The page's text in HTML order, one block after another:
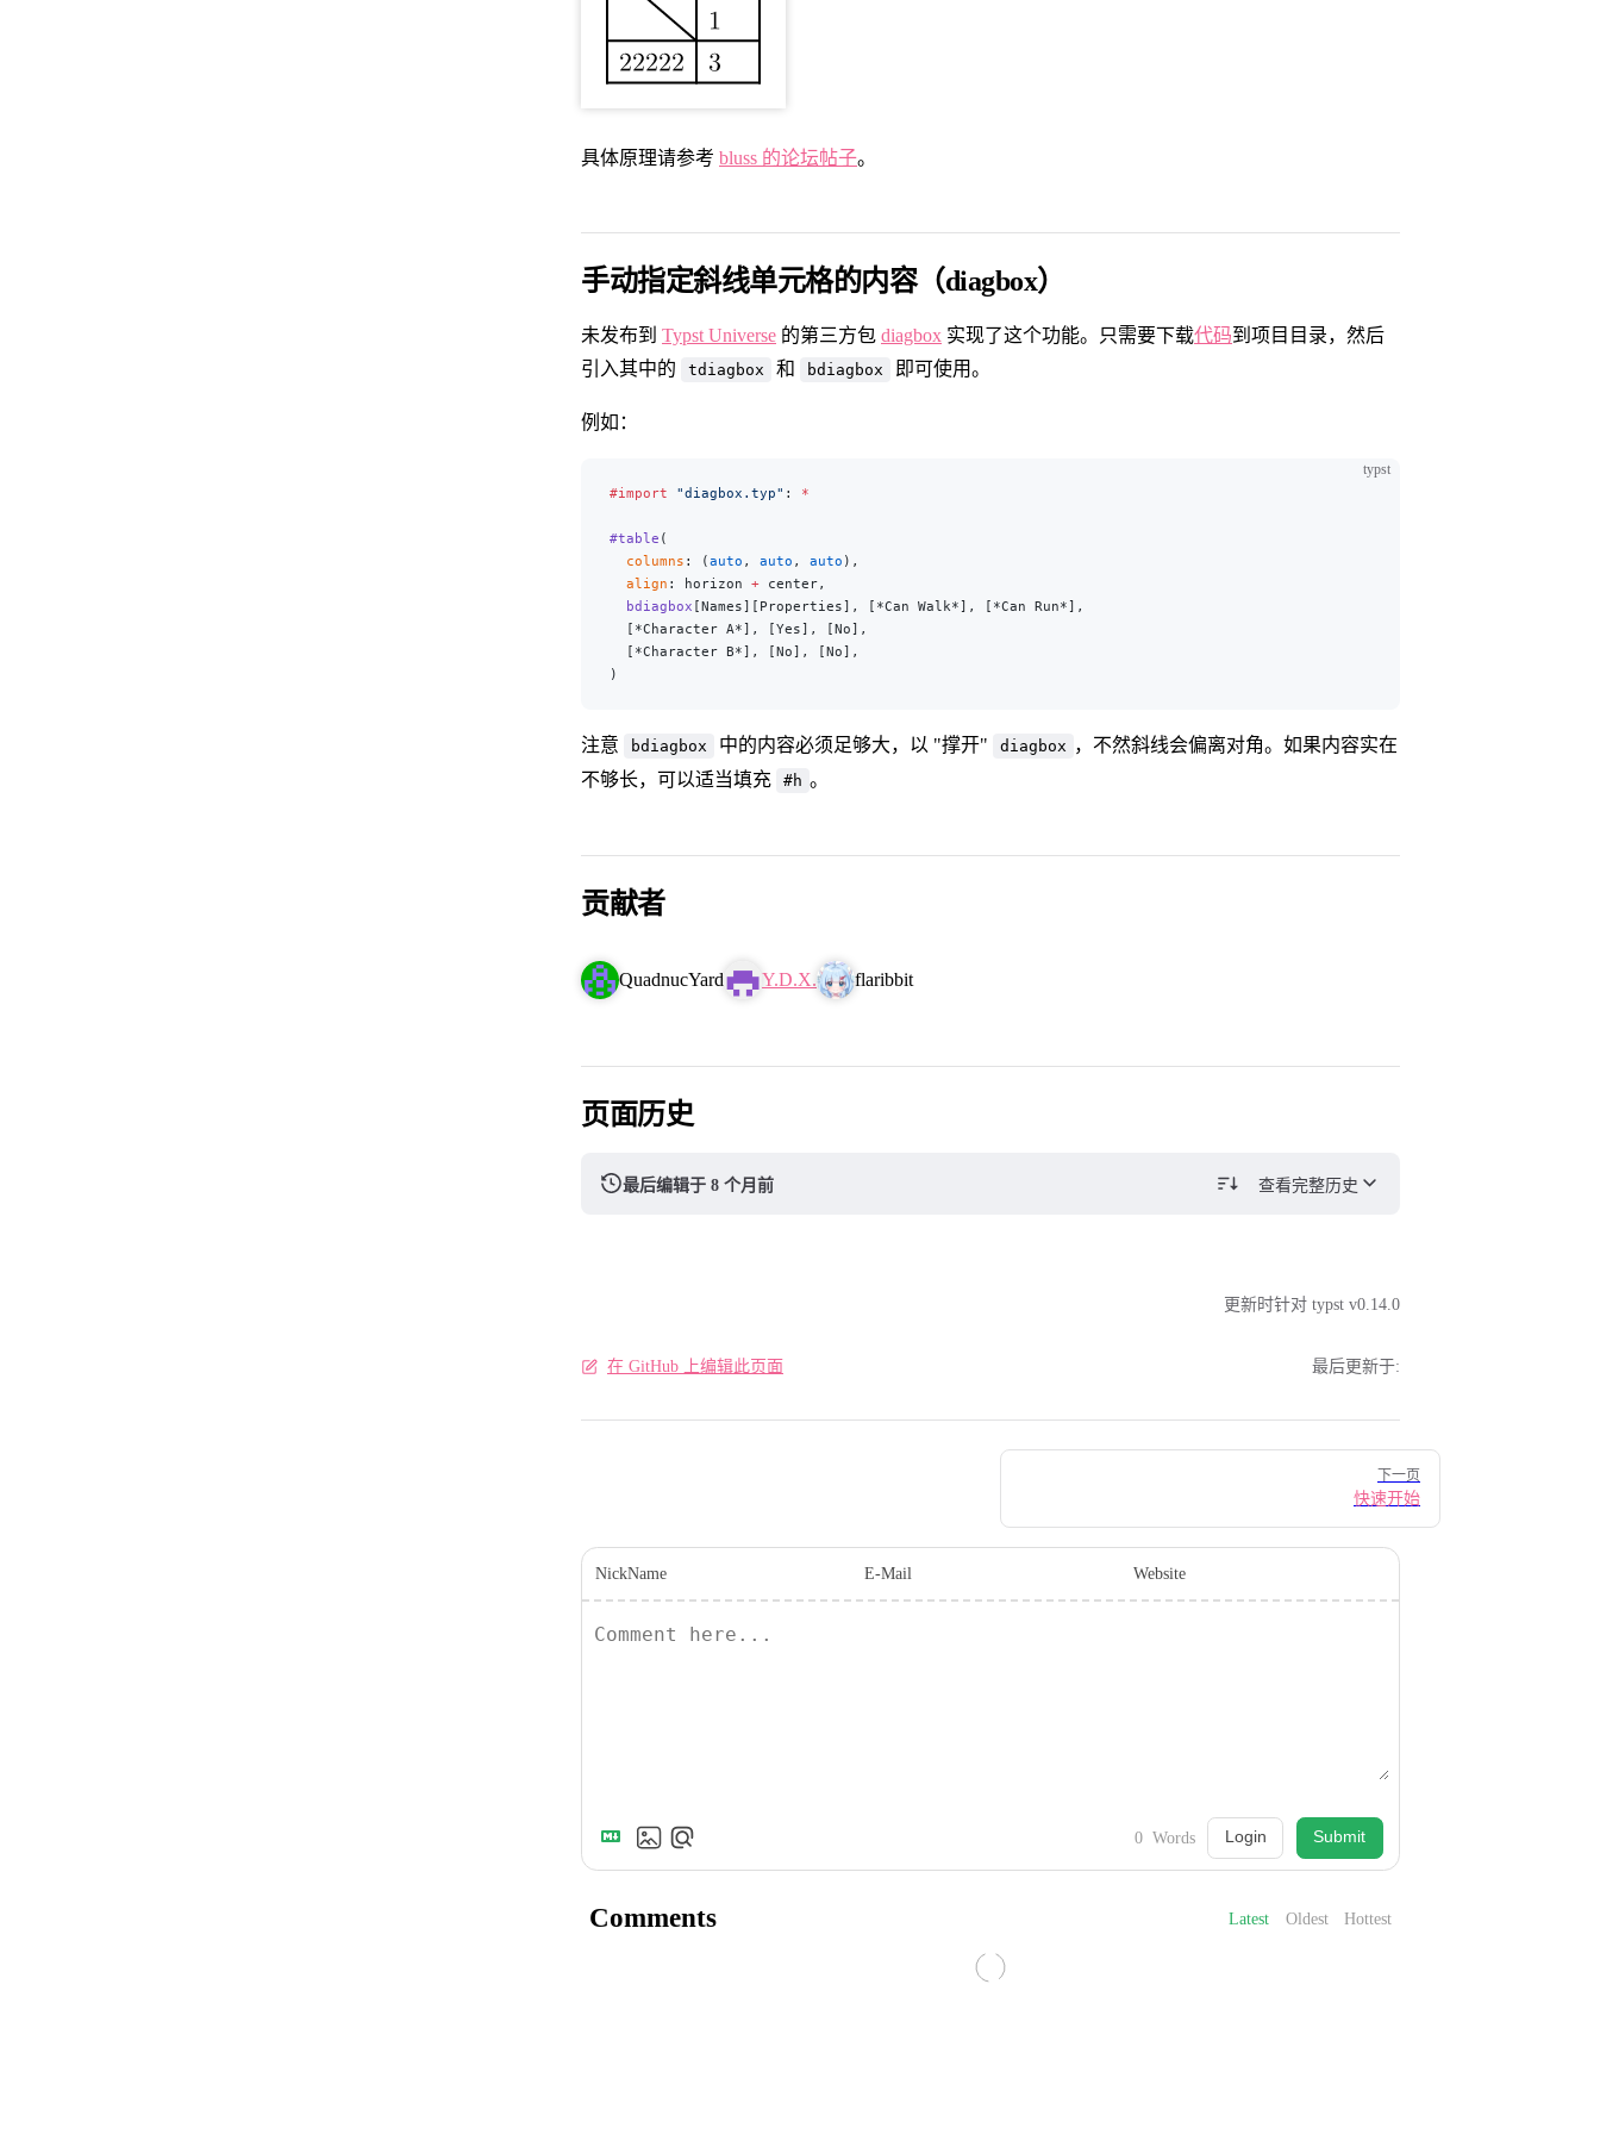
具体原理请参考 bluss 的论坛帖子。
手动指定斜线单元格的内容（diagbox）
未发布到 Typst Universe 的第三方包 diagbox 实现了这个功能。只需要下载代码到项目目录，然后
引入其中的
tdiagbox 和 bdiagbox 即可使用。
例如：
typst
#import "diagbox.typ" : *
#table (
  columns
: (auto , auto , auto ),
  align
: horizon + center,
  bdiagbox
[Names][Properties], [ *Can Walk*], [ *Can Run*],
  [
*Character A*], [Yes], [No],
  [
*Character B*], [No], [No],
)
注意 bdiagbox 中的内容必须足够大，以 "撑开" diagbox ，不然斜线会偏离对角。如果内容实在
不够长，可以适当填充
#h 。
贡献者
QuadnucYard Y.D.X. flaribbit
页面历史
最后编辑于 8 个月前 查看完整历史
更新时针对 typst v0.14.0
在 GitHub 上编辑此页面 最后更新于:
下一页
快速开始
NickName E-Mail Website
0 Words Login Submit
Comments Latest Oldest Hottest